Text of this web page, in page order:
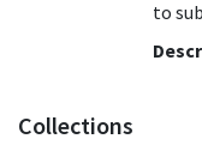
to
Collections